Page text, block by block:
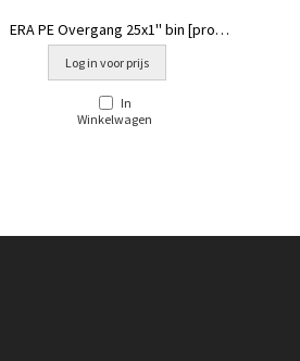
ERA PE Overgang 25x1'' bin [prof
blauw]
Log in voor prijs
In
Winkelwagen